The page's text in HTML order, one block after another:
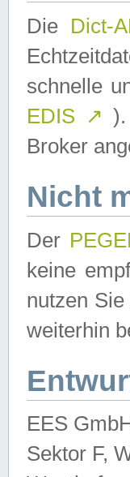
Die Dict-
schnelle
EDIS ↗
Broker
Nicht
Der
keine
nutzen
weiterhin
EES
Sektor F,